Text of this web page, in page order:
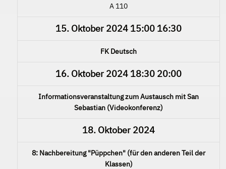
A 110
15. Oktober 2024 15:00 16:30
FK Deutsch
16. Oktober 2024 18:30 20:00
Informationsveranstaltung zum Austausch mit San
Sebastian (Videokonferenz)
18. Oktober 2024
8: Nachbereitung "Püppchen" (für den anderen Teil der
Klassen)